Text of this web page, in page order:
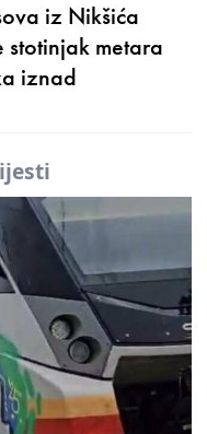
iz Nikšića
metara
iznad